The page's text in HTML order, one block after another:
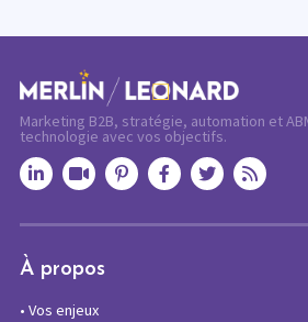
Marketing B2B, stratégie, automation et
technologie avec vos objectifs.
À propos
• Vos enjeux